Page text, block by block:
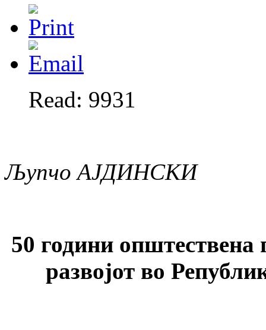
Read: 9931
ЉупчоАЈДИНСКИ
50 години општествена
развојот во